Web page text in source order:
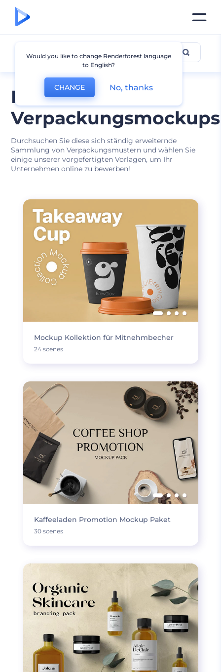
Kostenlose
Verpackungsmockups
Durchsuchen Sie diese sich ständig erweiternde
Sammlung von Verpackungsmustern und wählen Sie
einige unserer vorgefertigten Vorlagen, um Ihr
Unternehmen online zu bewerben!
Andere Verpackungs-
Mockup Kollektion für Mitnehmbecher
24 scenes
Kaffeeladen Promotion Mockup Paket
30 scenes
Would you like to change Renderforest language
to English?
CHANGE No, thanks